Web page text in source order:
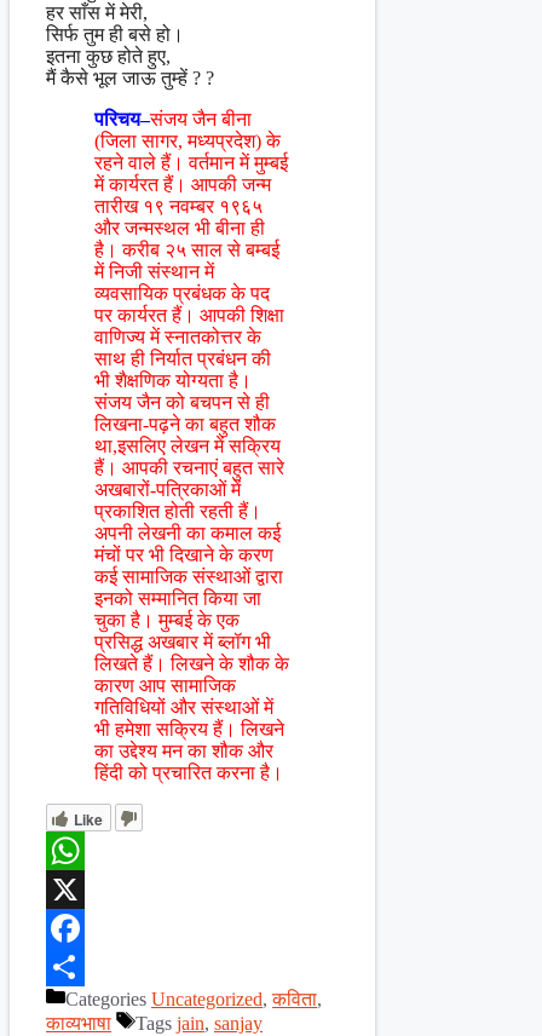
हर साँस में मेरी,
सिर्फ तुम ही बसे हो।
इतना कुछ होते हुए,
मैं कैसे भूल जाऊ तुम्हें ? ?
परिचय–संजय जैन बीना
(जिला सागर, मध्यप्रदेश) के
रहने वाले हैं। वर्तमान में मुम्बई
में कार्यरत हैं। आपकी जन्म
तारीख १९ नवम्बर १९६५
और जन्मस्थल भी बीना ही
है। करीब २५ साल से बम्बई
में निजी संस्थान में
व्यवसायिक प्रबंधक के पद
पर कार्यरत हैं। आपकी शिक्षा
वाणिज्य में स्नातकोत्तर के
साथ ही निर्यात प्रबंधन की
भी शैक्षणिक योग्यता है।
संजय जैन को बचपन से ही
लिखना-पढ़ने का बहुत शौक
था,इसलिए लेखन में सक्रिय
हैं। आपकी रचनाएं बहुत सारे
अखबारों-पत्रिकाओं में
प्रकाशित होती रहती हैं।
अपनी लेखनी का कमाल कई
मंचों पर भी दिखाने के करण
कई सामाजिक संस्थाओं द्वारा
इनको सम्मानित किया जा
चुका है। मुम्बई के एक
प्रसिद्ध अखबार में ब्लॉग भी
लिखते हैं। लिखने के शौक के
कारण आप सामाजिक
गतिविधियों और संस्थाओं में
भी हमेशा सक्रिय हैं। लिखने
का उद्देश्य मन का शौक और
हिंदी को प्रचारित करना है।
Like
WhatsApp
X
Facebook
ShareCategories Uncategorized,कविता,
काव्यभाषा
Tags jain, sanjay